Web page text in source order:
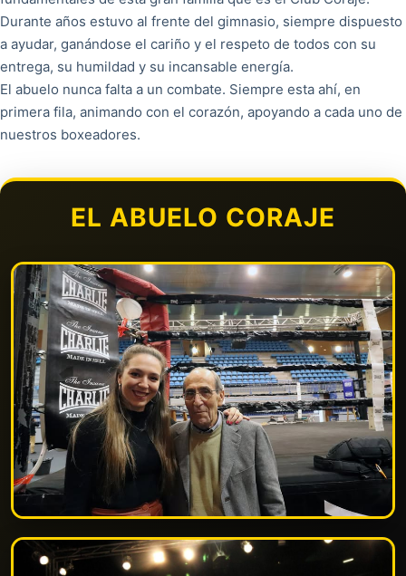
Durante años estuvo al frente del gimnasio, siempre dispuesto
a ayudar, ganándose el cariño y el respeto de todos con su
entrega, su humildad y su incansable energía.
El abuelo nunca falta a un combate. Siempre esta ahí, en
primera fila, animando con el corazón, apoyando a cada uno de
nuestros boxeadores.
EL ABUELO CORAJE